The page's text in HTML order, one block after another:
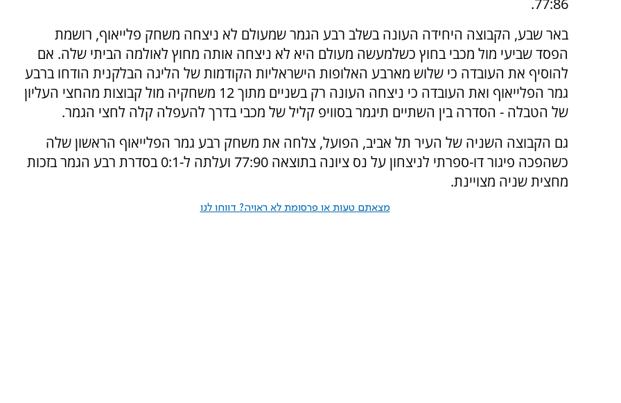
77:86.
באר שבע, הקבוצה היחידה העונה בשלב רבע הגמר שמעולם לא ניצחה משחק פלייאוף, רושמת
הפסד שביעי מול מכבי בחוץ כשלמעשה מעולם היא לא ניצחה אותה מחוץ לאולמה הביתי שלה. אם
להוסיף את העובדה כי שלוש מארבע האלופות הישראליות הקודמות של הליגה הבלקנית הודחו ברבע
גמר הפלייאוף ואת העובדה כי ניצחה העונה רק בשניים מתוך 12 משחקיה מול קבוצות מהחצי העליון
של הטבלה - הסדרה בין השתיים תיגמר בסוויפ קליל של מכבי בדרך להעפלה קלה לחצי הגמר.
גם הקבוצה השניה של העיר תל אביב, הפועל, צלחה את משחק רבע גמר הפלייאוף הראשון שלה
כשהפכה פיגור דו-ספרתי לניצחון על נס ציונה בתוצאה 77:90 ועלתה ל-0:1 בסדרת רבע הגמר בזכות
מחצית שניה מצויינת.
מצאתם טעות או פרסומת לא ראויה? דווחו לנו